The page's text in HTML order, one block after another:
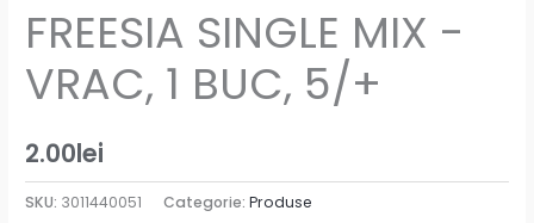
FREESIA SINGLE MIX -
VRAC, 1 BUC, 5/+
2.00lei
SKU: 3011440051 Categorie:Produse